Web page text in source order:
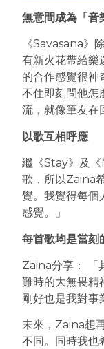
無意間成為「音
《Savasana》
有新火花帶給
的合作感覺很神
不住即刻問他怎
流，就像筆友在
以歌互相呼應
繼《Stay》及
歌，所以Zaina
覺。我覺得每個
感覺。」
每首歌均是當刻
Zaina分享： 「
難時的大無畏精
剛好也是我對事
未來，Zaina想
不同。同時我也